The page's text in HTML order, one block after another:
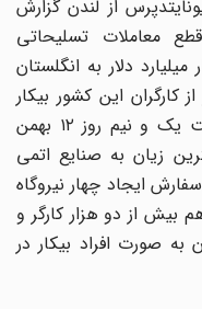
کنیم. روز ۱۲ بهمن ۵۷ یونایتدپرس از لندن گزارش
معاملات تسلیحاتی
دلار به انگلستان
۲۰ هزار نفر از کارگران این کشور بیکار
شوند...». و رادیو کلن در برنامه ساعت یک و نیم روز ۱۲ بهمن
زیان به صنایع اتمی
ایجاد چهار نیروگاه
از دو هزار کارگر و
صورت افراد بیکار در